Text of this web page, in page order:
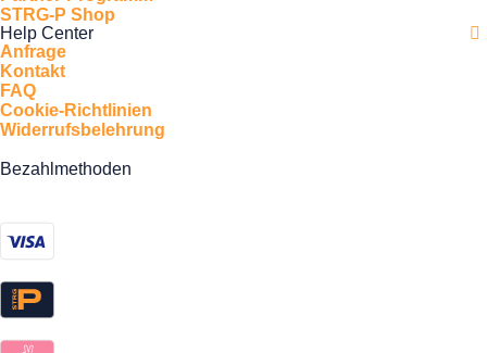
STRG-P Shop
Help Center
Anfrage
Kontakt
FAQ
Cookie-Richtlinien
Widerrufsbelehrung
Bezahlmethoden